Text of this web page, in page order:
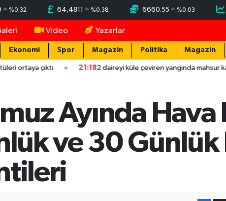
%0.32 64,4811 %0.38 6660.55 %0.03
Video Yazarlar
Ekonomi Spor Magazin Politika Magazin
21:18 2 daireyi küle çeviren yangında mahsur kalan aile
Ayında Hava
ve 30 Günlük